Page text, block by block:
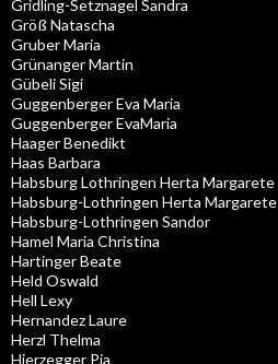
Gridling-Setznagel Sandra
Größ Natascha
Gruber Maria
Grünanger Martin
Gübeli Sigi
Guggenberger Eva Maria
Guggenberger EvaMaria
Haager Benedikt
Haas Barbara
Habsburg Lothringen Herta Margarete
Habsburg-Lothringen Herta Margarete
Habsburg-Lothringen Sandor
Hamel Maria Christina
Hartinger Beate
Held Oswald
Hell Lexy
Hernandez Laure
Herzl Thelma
Hierzegger Pia